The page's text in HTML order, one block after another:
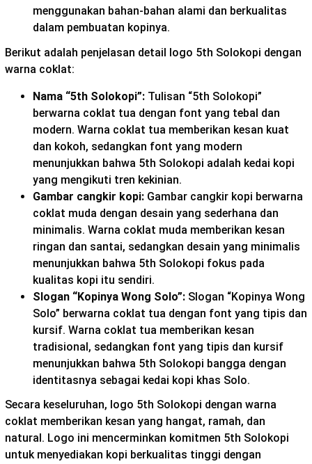
menggunakan bahan-bahan alami dan berkualitas
dalam pembuatan kopinya.
Berikut adalah penjelasan detail logo 5th Solokopi dengan
warna coklat:
Nama “5th Solokopi”: Tulisan “5th Solokopi”
berwarna coklat tua dengan font yang tebal dan
modern. Warna coklat tua memberikan kesan kuat
dan kokoh, sedangkan font yang modern
menunjukkan bahwa 5th Solokopi adalah kedai kopi
yang mengikuti tren kekinian.
Gambar cangkir kopi: Gambar cangkir kopi berwarna
coklat muda dengan desain yang sederhana dan
minimalis. Warna coklat muda memberikan kesan
ringan dan santai, sedangkan desain yang minimalis
menunjukkan bahwa 5th Solokopi fokus pada
kualitas kopi itu sendiri.
Slogan “Kopinya Wong Solo”: Slogan “Kopinya Wong
Solo” berwarna coklat tua dengan font yang tipis dan
kursif. Warna coklat tua memberikan kesan
tradisional, sedangkan font yang tipis dan kursif
menunjukkan bahwa 5th Solokopi bangga dengan
identitasnya sebagai kedai kopi khas Solo.
Secara keseluruhan, logo 5th Solokopi dengan warna
coklat memberikan kesan yang hangat, ramah, dan
natural. Logo ini mencerminkan komitmen 5th Solokopi
untuk menyediakan kopi berkualitas tinggi dengan